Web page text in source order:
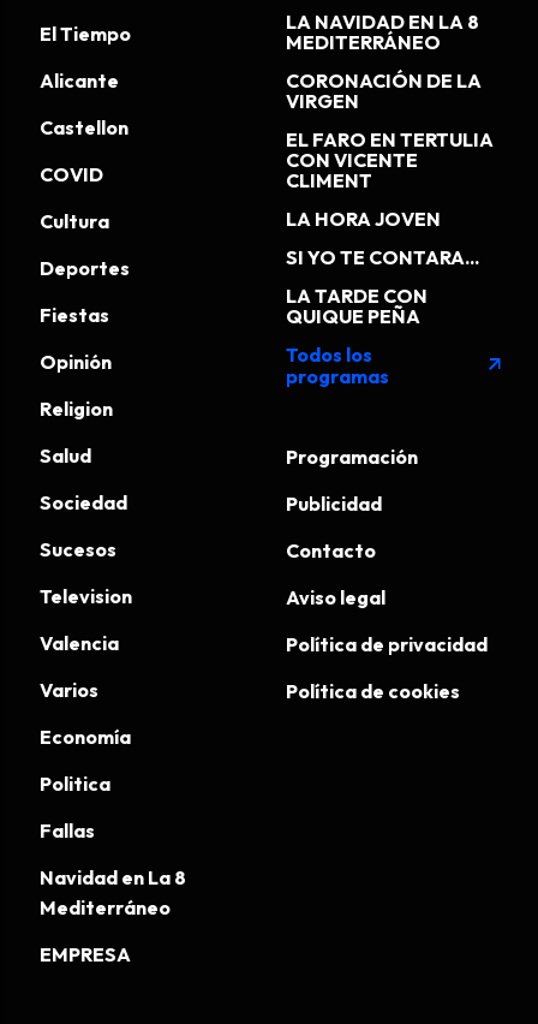
El Tiempo
Alicante
Castellon
COVID
Cultura
Deportes
Fiestas
Opinión
Religion
Salud
Sociedad
Sucesos
Television
Valencia
Varios
Economía
Politica
Fallas
Navidad en La 8
Mediterráneo
EMPRESA
LA NAVIDAD EN LA 8
MEDITERRÁNEO
CORONACIÓN DE LA
VIRGEN
EL FARO EN TERTULIA
CON VICENTE
CLIMENT
LA HORA JOVEN
SI YO TE CONTARA...
LA TARDE CON
QUIQUE PEÑA
Todos los
programas
arrow_outward
Programación
Publicidad
Contacto
Aviso legal
Política de privacidad
Política de cookies